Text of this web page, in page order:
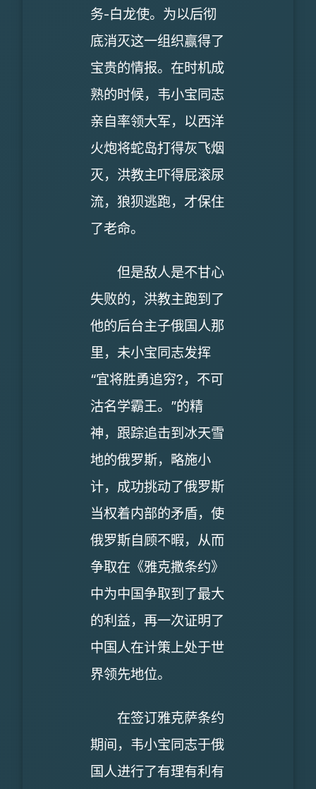
务-白龙使。为以后彻
底消灭这一组织赢得了
宝贵的情报。在时机成
熟的时候，韦小宝同志
亲自率领大军，以西洋
火炮将蛇岛打得灰飞烟
灭，洪教主吓得屁滚尿
流，狼狈逃跑，才保住
了老命。
但是敌人是不甘心
失败的，洪教主跑到了
他的后台主子俄国人那
里，未小宝同志发挥
“宜将胜勇追穷?，不可
沽名学霸王。”的精
神，跟踪追击到冰天雪
地的俄罗斯，略施小
计，成功挑动了俄罗斯
当权着内部的矛盾，使
俄罗斯自顾不暇，从而
争取在《雅克撒条约》
中为中国争取到了最大
的利益，再一次证明了
中国人在计策上处于世
界领先地位。
在签订雅克萨条约
期间，韦小宝同志于俄
国人进行了有理有利有